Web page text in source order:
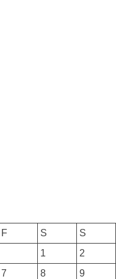
F S
S
1
2
7 8
9